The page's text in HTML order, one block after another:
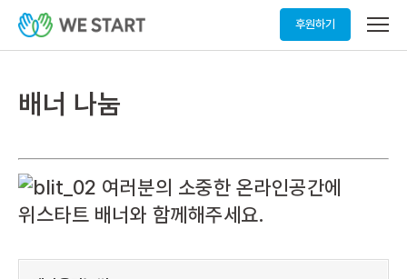
후원하기
메
열
배너 나눔
여러분의 소중한 온라인공간에
위스타트 배너와 함께해주세요.